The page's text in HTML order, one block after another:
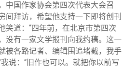
中国作家协会第四次代表大会召
间拜访，希望他支持一下即将创刊
笑道：“四年前，在北京市第四次
没有一家文学报刊向我约稿。这一
被各路记者、编辑围追堵截，我手
说：“旧作也可以。就把你以前写